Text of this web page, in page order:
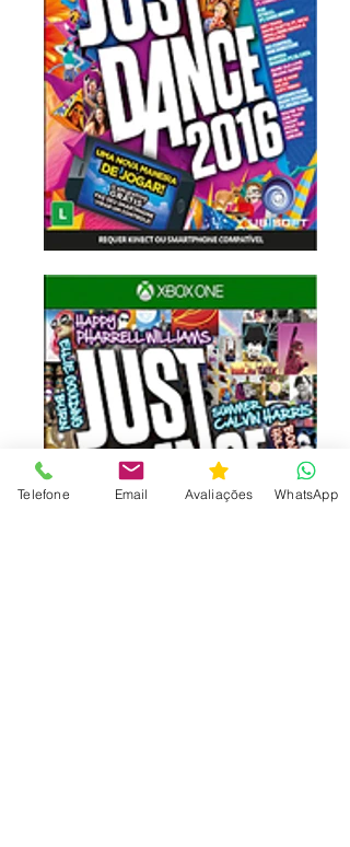
Telefone Email Avaliações WhatsApp